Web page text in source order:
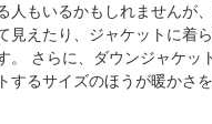
人もいるかもしれませんが
見えたり、ジャケットに着
。 さらに、ダウンジャケッ
するサイズのほうが暖かさ